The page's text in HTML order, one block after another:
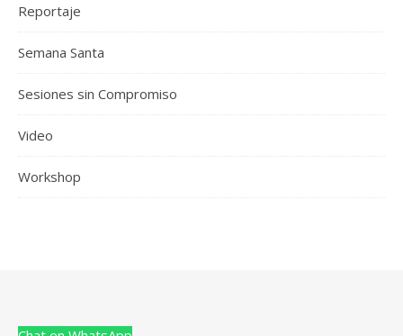
Reportaje
Semana Santa
Sesiones sin Compromiso
Video
Workshop